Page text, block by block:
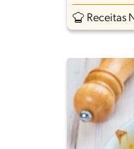
Receitas